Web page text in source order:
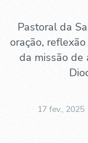
Pastoral da
oração,
da missão de
17 fev., 2025